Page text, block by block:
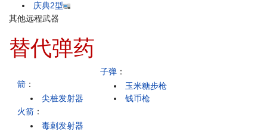
庆典2型
其他远程武器
替代弹药
箭 ：
尖桩发射器
子弹 ：
玉米糖步枪
钱币枪
火箭 ：
毒刺发射器